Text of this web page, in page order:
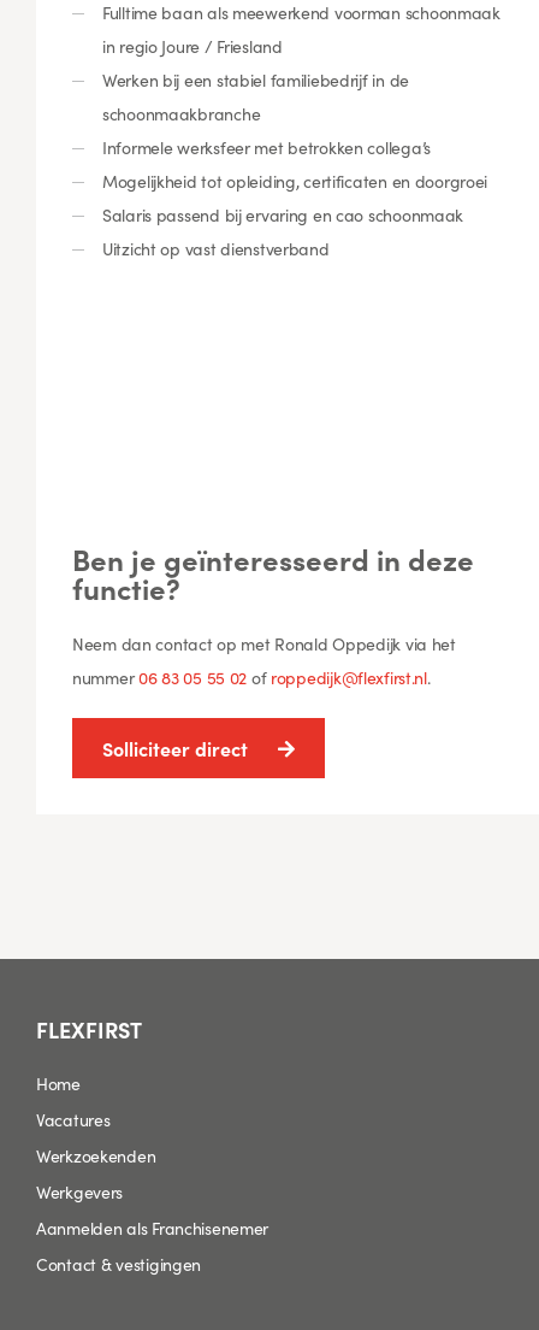
Fulltime baan als meewerkend voorman schoonmaak
in regio Joure / Friesland
Werken bij een stabiel familiebedrijf in de
schoonmaakbranche
Informele werksfeer met betrokken collega’s
Mogelijkheid tot opleiding, certificaten en doorgroei
Salaris passend bij ervaring en cao schoonmaak
Uitzicht op vast dienstverband
Ben je geïnteresseerd in deze
functie?
Neem dan contact op met Ronald Oppedijk via het
nummer06 83 05 55 02 of roppedijk@flexfirst.nl.
Solliciteer direct
FLEXFIRST
Home
Vacatures
Werkzoekenden
Werkgevers
Aanmelden als Franchisenemer
Contact & vestigingen